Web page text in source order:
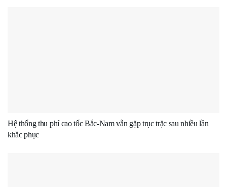
Hệ thống thu phí cao tốc Bắc-Nam vẫn gặp trục trặc sau nhiều lần
khắc phục